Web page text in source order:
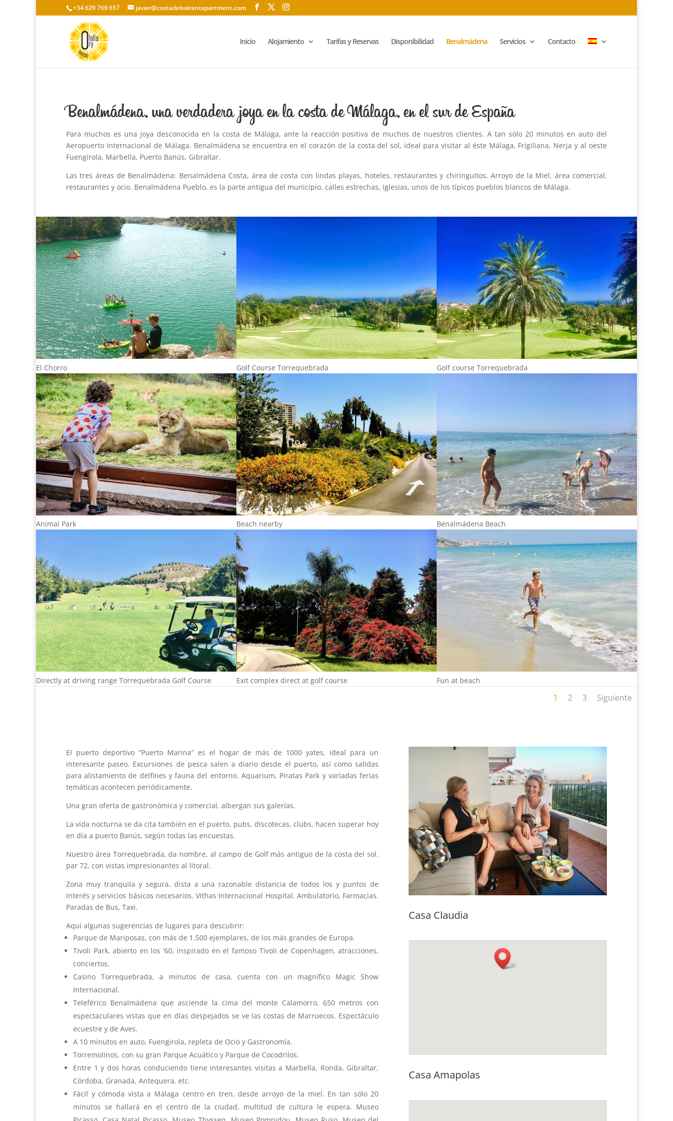
+34 629 769 657 javier@costadelsolrentapartment.com
Inicio Alojamiento Tarifas y Reservas Disponibilidad Benalmádena Servicios Contacto
Benalmádena, una verdadera joya en la costa de Málaga, en el sur de España
Para muchos es una joya desconocida en la costa de Málaga, ante la reacción positiva de muchos de nuestros clientes. A tan sólo 20 minutos en auto del
Aeropuerto Internacional de Málaga. Benalmádena se encuentra en el corazón de la costa del sol, ideal para visitar al éste Málaga, Frigiliana, Nerja y al oeste
Fuengirola, Marbella, Puerto Banús, Gibraltar.
Las tres áreas de Benalmádena: Benalmádena Costa, área de costa con lindas playas, hoteles, restaurantes y chiringuitos. Arroyo de la Miel, área comercial,
restaurantes y ocio. Benalmádena Pueblo, es la parte antigua del municipio, calles estrechas, iglesias, unos de los típicos pueblos blancos de Málaga.
El Chorro Golf Course Torrequebrada Golf course Torrequebrada
Animal Park Beach nearby Benalmádena Beach
Directly at driving range Torrequebrada Golf Course Exit complex direct at golf course Fun at beach
1 2 3 Siguiente
El puerto deportivo “Puerto Marina” es el hogar de más de 1000 yates, ideal para un
interesante paseo. Excursiones de pesca salen a diario desde el puerto, así como salidas
para alistamiento de delfines y fauna del entorno. Aquarium, Piratas Park y variadas ferias
temáticas acontecen periódicamente.
Una gran oferta de gastronómica y comercial, albergan sus galerías.
La vida nocturna se da cita también en el puerto, pubs, discotecas, clubs, hacen superar hoy
en día a puerto Banús, según todas las encuestas.
Nuestro área Torrequebrada, da nombre, al campo de Golf más antiguo de la costa del sol.
par 72, con vistas impresionantes al litoral.
Zona muy tranquila y segura, dista a una razonable distancia de todos los y puntos de
interés y servicios básicos necesarios. Vithas Internacional Hospital, Ambulatorio, Farmacias.
Paradas de Bus, Taxi.
Aquí algunas sugerencias de lugares para descubrir:
Parque de Mariposas, con más de 1.500 ejemplares, de los más grandes de Europa.
Tivoli Park, abierto en los ‘60, inspirado en el famoso Tivoli de Copenhagen, atracciones,
conciertos.
Casino Torrequebrada, a minutos de casa, cuenta con un magnífico Magic Show
Internacional.
Teleférico Benalmádena que asciende la cima del monte Calamorro, 650 metros con
espectaculares vistas que en días despejados se ve las costas de Marruecos. Espectáculo
ecuestre y de Aves.
A 10 minutos en auto, Fuengirola, repleta de Ocio y Gastronomía.
Torremolinos, con su gran Parque Acuático y Parque de Cocodrilos.
Entre 1 y dos horas conduciendo tiene interesantes visitas a Marbella, Ronda, Gibraltar,
Córdoba, Granada, Antequera, etc.
Fácil y cómoda vista a Málaga centro en tren, desde arroyo de la miel. En tan sólo 20
minutos se hallará en el centro de la ciudad, multitud de cultura le espera. Museo
Casa Claudia
Casa Amapolas